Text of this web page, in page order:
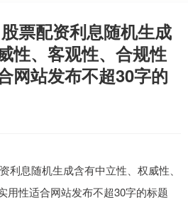
票配资利息随机生成
性、客观性、合规性
网站发布不超30字的